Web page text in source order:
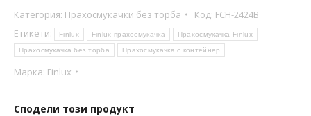
Категория: Прахосмукачки без торба Код: FCH-2424B
Етикети:
Finlux Finlux прахосмукачка Прахосмукачка Finlux
Прахосмукачка без торба Прахосмукачка с контейнер
Марка: Finlux
Сподели този продукт